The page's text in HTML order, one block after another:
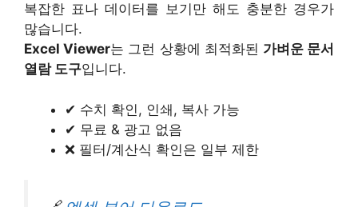
복잡한 표나 데이터를 보기만 해도 충분한 경우가
많습니다.
Excel Viewer는 그런 상황에 최적화된 가벼운 문서
열람 도구입니다.
✔ 수치 확인, 인쇄, 복사 가능
✔ 무료 & 광고 없음
❌ 필터/계산식 확인은 일부 제한